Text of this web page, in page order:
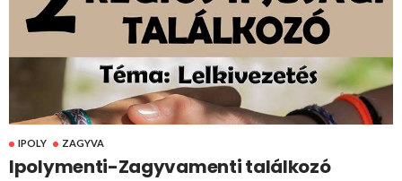
IPOLY ZAGYVA
Ipolymenti-Zagyvamenti találkozó